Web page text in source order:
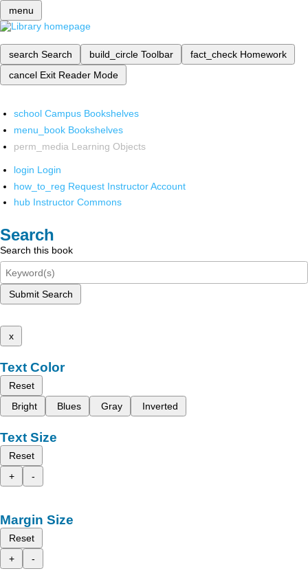
menu
search Search build_circle Toolbar fact_check Homework
cancel Exit Reader Mode
school Campus Bookshelves
menu_book Bookshelves
perm_media Learning Objects
login Login
how_to_reg Request Instructor Account
hub Instructor Commons
Search
Search this book
Submit Search
x
Text Color
Reset
Bright
Blues Gray Inverted
Text Size
Reset
+
-
Margin Size
Reset
+
-